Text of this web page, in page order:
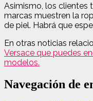
Asimismo, los clientes
marcas muestren la
de piel. Habrá que
En otras noticias
Versace que puedes
modelos.
Navegación de